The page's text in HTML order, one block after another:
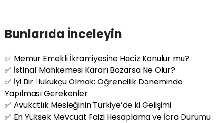
Bunlarıda İnceleyin
✅ Memur Emekli İkramiyesine Haciz Konulur mu?
✅ İstinaf Mahkemesi Kararı Bozarsa Ne Olur?
✅ İyi Bir Hukukçu Olmak: Öğrencilik Döneminde
Yapılması Gerekenler
✅ Avukatlık Mesleğinin Türkiye’de ki Gelişimi
✅ En Yüksek Mevduat Faizi Hesaplama ve İcra Durumu